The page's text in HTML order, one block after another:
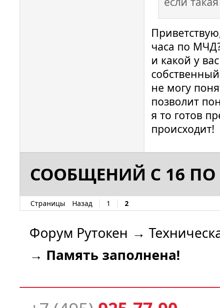
часа по
и какой у
не могу
позволит
я то готов
происходит!
СООБЩЕНИЙ С 16 ПО
Страницы Назад 1 2
Форум Рутокен →
→ Память заполнена!